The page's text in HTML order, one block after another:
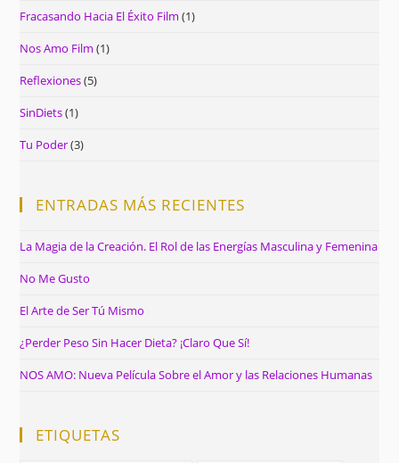
Fracasando Hacia El Éxito Film (1)
Nos Amo Film (1)
Reflexiones(5)
SinDiets(1)
Tu Poder(3)
ENTRADAS MÁS RECIENTES
La Magia de la Creación. El Rol de las Energías Masculina y Femenina
No Me Gusto
El Arte de Ser Tú Mismo
¿Perder Peso Sin Hacer Dieta? ¡Claro Que Sí!
NOS AMO: Nueva Película Sobre el Amor y las Relaciones Humanas
ETIQUETAS